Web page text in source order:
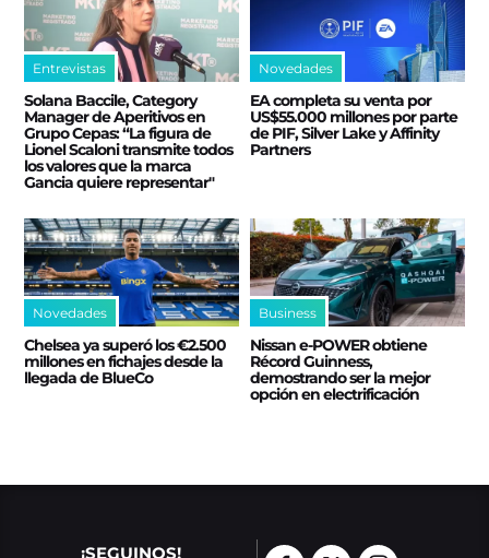
Entrevistas
Solana Baccile, Category
Manager de Aperitivos en
Grupo Cepas: “La figura de
Lionel Scaloni transmite todos
los valores que la marca
Gancia quiere representar"
Novedades
EA completa su venta por
US$55.000 millones por parte
de PIF, Silver Lake y Affinity
Partners
Novedades
Chelsea ya superó los €2.500
millones en fichajes desde la
llegada de BlueCo
Business
Nissan e‑POWER obtiene
Récord Guinness,
demostrando ser la mejor
opción en electrificación
¡SEGUINOS!